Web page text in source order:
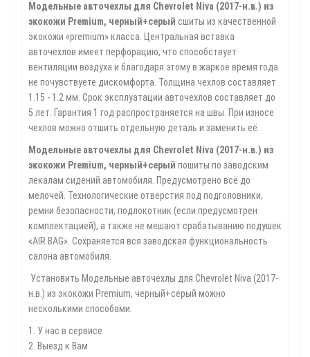
Модельные авточехлы для Chevrolet Niva (2017-н.в.) из
экокожи Premium, черный+серый сшиты из качественной
экокожи «premium» класса. Центральная вставка
авточехлов имеет перфорацию, что способствует
вентиляции воздуха и благодаря этому в жаркое время года
не почувствуете дискомфорта. Толщина чехлов составляет
1.15 - 1.2 мм. Срок эксплуатации авточехлов составляет до
5 лет. Гарантия 1 год распространяется на швы. При износе
чехлов можно отшить отдельную деталь и заменить её.
Модельные авточехлы для Chevrolet Niva (2017-н.в.) из
экокожи Premium, черный+серый пошиты по заводским
лекалам сидений автомобиля. Предусмотрено всё до
мелочей. Технологические отверстия под подголовники,
ремни безопасности, подлокотник (если предусмотрен
комплектацией), а также не мешают срабатыванию подушек
«AIR BAG». Сохраняется вся заводская функциональность
салона автомобиля.
Установить Модельные авточехлы для Chevrolet Niva (2017-
н.в.) из экокожи Premium, черный+серый можно
несколькими способами:
1. У нас в сервисе
2. Выезд к Вам